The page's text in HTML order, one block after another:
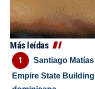
Más leídas
Santiago
Empire State